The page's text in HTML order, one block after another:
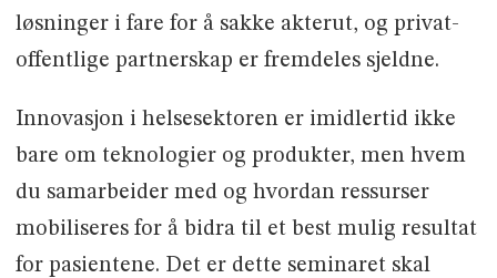
løsninger i fare for å sakke akterut, og privat-
offentlige partnerskap er fremdeles sjeldne.
Innovasjon i helsesektoren er imidlertid ikke
bare om teknologier og produkter, men hvem
du samarbeider med og hvordan ressurser
mobiliseres for å bidra til et best mulig resultat
for pasientene. Det er dette seminaret skal